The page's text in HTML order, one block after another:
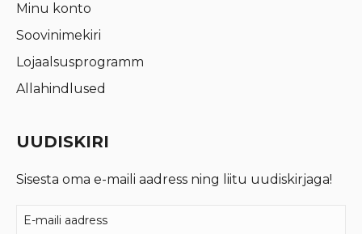
Minu konto
Soovinimekiri
Lojaalsusprogramm
Allahindlused
UUDISKIRI
Sisesta oma e-maili aadress ning liitu uudiskirjaga!